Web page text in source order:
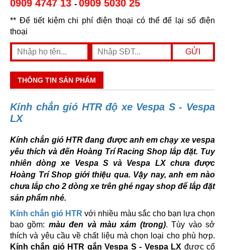
0909 4747 13 - 0909 5030 25
** Để tiết kiệm chi phí điện thoại có thể để lại số điện
thoại
THÔNG TIN SẢN PHẨM
Kính chắn gió HTR độ xe Vespa S - Vespa
LX
Kính chắn gió HTR đang được anh em chạy xe vespa
yêu thích và đến Hoàng Trí Racing Shop lắp đặt. Tuy
nhiên dòng xe Vespa S và Vespa LX chưa được
Hoàng Trí Shop giới thiệu qua. Vậy nay, anh em nào
chưa lắp cho 2 dòng xe trên ghé ngay shop để lắp đặt
sản phẩm nhé.
Kính chắn gió HTR với nhiều màu sắc cho bạn lựa chọn
bao gồm: màu đen và màu xám (trong). Tùy vào sở
thích và yêu cầu về chất liệu mà chọn loại cho phù hợp.
Kính chắn gió HTR gắn Vespa S - Vespa LX được cố